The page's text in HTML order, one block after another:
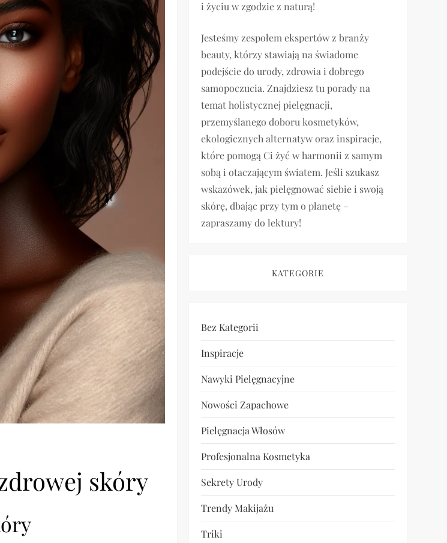
skóry
i życiu w zgodzie z naturą!
Jesteśmy zespołem ekspertów z branży
beauty, którzy stawiają na świadome
podejście do urody, zdrowia i dobrego
samopoczucia. Znajdziesz tu porady na
temat holistycznej pielęgnacji,
przemyślanego doboru kosmetyków,
ekologicznych alternatyw oraz inspiracje,
które pomogą Ci żyć w harmonii z samym
sobą i otaczającym światem. Jeśli szukasz
wskazówek, jak pielęgnować siebie i swoją
skórę, dbając przy tym o planetę –
zapraszamy do lektury!
KATEGORIE
Bez Kategorii
Inspiracje
Nawyki Pielęgnacyjne
Nowości Zapachowe
Pielęgnacja Włosów
Profesjonalna Kosmetyka
Sekrety Urody
Trendy Makijażu
Triki